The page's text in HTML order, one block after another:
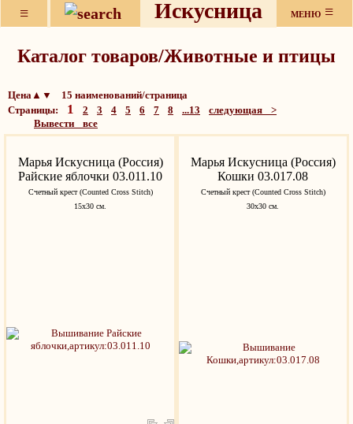
≡ Искусница МЕНЮ ≡
Каталог товаров/Животные и птицы
Цена▲▼ 15 наименований/страница
Страницы: 1 2 3 4 5 6 7 8 ...13
следующая >
Вывести все
Марья Искусница (Россия)
Райские яблочки 03.011.10
Счетный крест (Counted Cross Stitch)
15x30 см.
Марья Искусница (Россия)
Кошки 03.017.08
Счетный крест (Counted Cross Stitch)
30x30 см.